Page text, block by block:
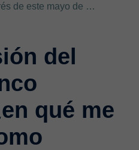
de este mayo de …
del
qué me